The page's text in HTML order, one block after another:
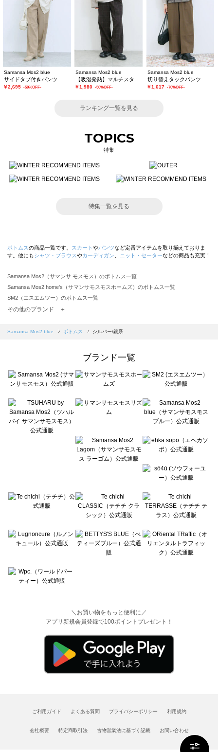
Samansa Mos2 blue
サイドタブ付きパンツ
￥2,695 -50%OFF-
Samansa Mos2 blue
￥1,980 -50%OFF-
Samansa Mos2 blue
切り替えタックパンツ
￥1,617 -70%OFF-
ランキング一覧を見る
TOPICS
特集
特集一覧を見る
ボトムスの商品一覧です。 スカート やパンツなど定番アイテムを取り揃えておりま
す。他にもシャツ・ブラウスやカーディガン ニット・セーターなどの商品も充実！
Samansa Mos2（サマンサ モスモス）のボトムス一覧
Samansa Mos2 home's（サマンサモスモスホームズ）のボトムス一覧
SM2（エスエムツー）のボトムス一覧
TSUHARU by Samansa Mos2（ツハルバイサマンサモスモス）のボトムス一覧
Samansa Mos2 blue（サマンサモスモス ブルー）のボトムス一覧
sō4ū（ソウフォーユー）のボトムス一覧
Te chichi（テチチ）のボトムス一覧
Te chichi CLASSIC（テチチ クラシック）のボトムス一覧
Lugnoncure（ルノンキュール）のボトムス一覧
BETTY'S BLUE（べティーズブルー）のボトムス一覧
Wpc.（ワールドパーティー）のボトムス一覧
その他のブランド ＋
Samansa Mos2 blue ボトムス シルバー/銀系
ブランド一覧
＼お買い物をもっと便利に／
アプリ新規会員登録で100ポイントプレゼント！
ご利用ガイド よくある質問 プライバシーポリシー 利用規約
会社概要 特定商取引法 古物営業法に基づく記載 お問い合わせ